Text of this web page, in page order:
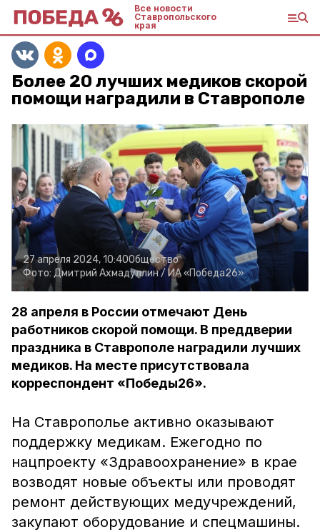
Все новости
Ставропольского
края
Более 20 лучших медиков скорой
помощи наградили в Ставрополе
27 апреля 2024, 10:40Общество
Фото: Дмитрий Ахмадуллин / ИА «Победа26»
28 апреля в России отмечают День
работников скорой помощи. В преддверии
праздника в Ставрополе наградили лучших
медиков. На месте присутствовала
корреспондент «Победы26».
На Ставрополье активно оказывают
поддержку медикам. Ежегодно по
нацпроекту «Здравоохранение» в крае
возводят новые объекты или проводят
ремонт действующих медучреждений,
закупают оборудование и спецмашины.